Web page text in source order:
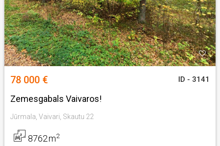
78 000 € ID - 3141
Zemesgabals Vaivaros!
Jūrmala, Vaivari, Skautu 22
8762m2